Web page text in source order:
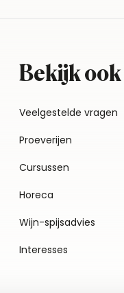
Bekijk ook
Veelgestelde vragen
Proeverijen
Cursussen
Horeca
Wijn-spijsadvies
Interesses